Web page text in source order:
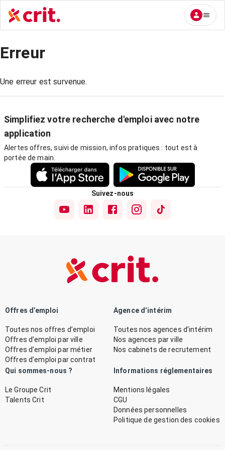
Erreur
Une erreur est survenue.
Simplifiez votre recherche d'emploi avec notre
application
Alertes offres, suivi de mission, infos pratiques : tout est à
portée de main.
Suivez-nous
Offres d’emploi
Toutes nos offres d’emploi
Offres d’emploi par ville
Offres d’emploi par métier
Offres d’emploi par contrat
Agence d’intérim
Toutes nos agences d’intérim
Nos agences par ville
Nos cabinets de recrutement
Qui sommes-nous ?
Le Groupe Crit
Talents Crit
Informations réglementaires
Mentions légales
CGU
Données personnelles
Politique de gestion des cookies